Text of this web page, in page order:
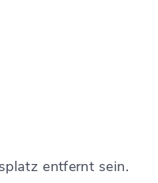
entfernt sein.